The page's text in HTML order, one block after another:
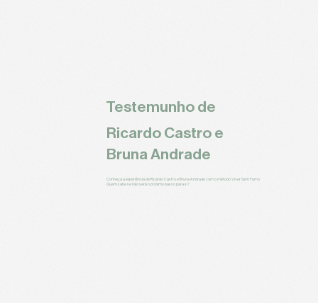
Testemunho de
Ricardo Castro e
Bruna Andrade
Conheça a experiência de Ricardo Castro e Bruna Andrade com o método Viver Sem Fumo.
Quem sabe se não será o próximo passo para si?